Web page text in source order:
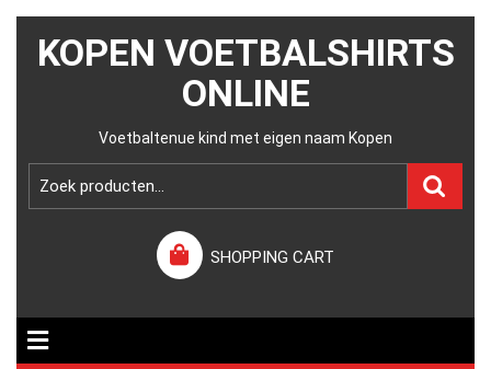
KOPEN VOETBALSHIRTS
ONLINE
Voetbaltenue kind met eigen naam Kopen
SHOPPING CART